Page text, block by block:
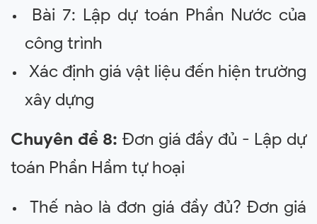
Bài 7: Lập dự toán Phần Nước của
công trình
Xác định giá vật liệu đến hiện trường
xây dựng
Chuyên đề 8: Đơn giá đầy đủ - Lập dự
toán Phần Hầm tự hoại
Thế nào là đơn giá đầy đủ? Đơn giá